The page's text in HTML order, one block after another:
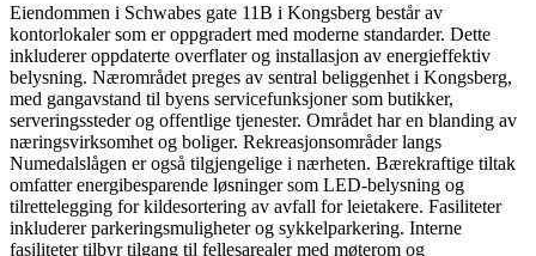
Eiendommen i Schwabes gate 11B i Kongsberg består av
kontorlokaler som er oppgradert med moderne standarder. Dette
inkluderer oppdaterte overflater og installasjon av energieffektiv
belysning. Nærområdet preges av sentral beliggenhet i Kongsberg,
med gangavstand til byens servicefunksjoner som butikker,
serveringssteder og offentlige tjenester. Området har en blanding av
næringsvirksomhet og boliger. Rekreasjonsområder langs
Numedalslågen er også tilgjengelige i nærheten. Bærekraftige tiltak
omfatter energibesparende løsninger som LED-belysning og
tilrettelegging for kildesortering av avfall for leietakere. Fasiliteter
inkluderer parkeringsmuligheter og sykkelparkering. Interne
fasiliteter tilbyr tilgang til fellesarealer med møterom og